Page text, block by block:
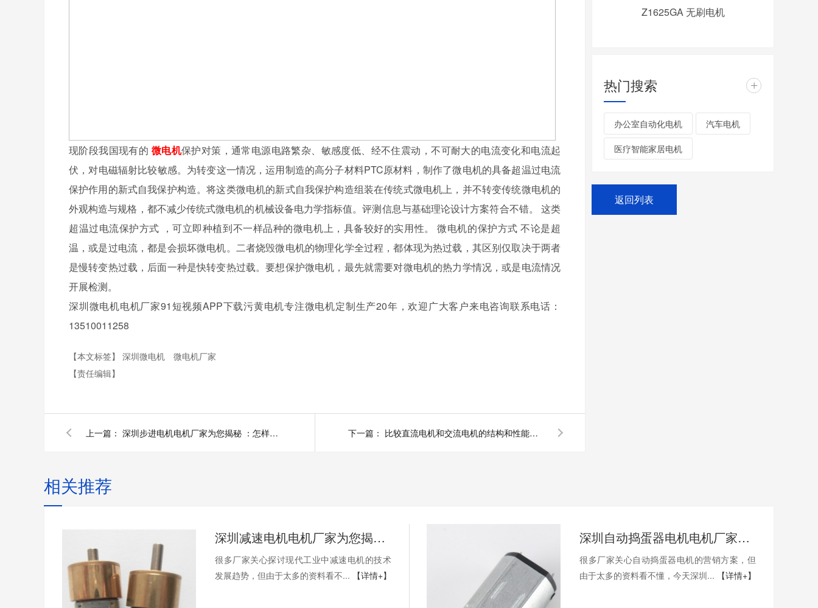
现阶段我国现有的 微电机保护对策，通常电源电路繁杂、敏感度低、经不住震动，不可耐大的电流变化和电流起
伏，对电磁辐射比较敏感。为转变这一情况，运用制造的高分子材料PTC原材料，制作了微电机的具备超温过电流
保护作用的新式自我保护构造。将这类微电机的新式自我保护构造组装在传统式微电机上，并不转变传统微电机的
外观构造与规格，都不减少传统式微电机的机械设备电力学指标值。评测信息与基础理论设计方案符合不错。 这类
超温过电流保护方式 ，可立即种植到不一样品种的微电机上，具备较好的实用性。 微电机的保护方式 不论是超
温，或是过电流，都是会损坏微电机。二者烧毁微电机的物理化学全过程，都体现为热过载，其区别仅取决于两者
是慢转变热过载，后面一种是快转变热过载。要想保护微电机，最先就需要对微电机的热力学情况，或是电流情况
开展检测。
深圳微电机电机厂家91短视频APP下载污黄电机专注微电机定制生产20年，欢迎广大客户来电咨询联系电话：
13510011258
【本文标签】 深圳微电机
微电机厂家
【责任编辑】
上一篇： 深圳步进电机电机厂家为您揭秘 ：怎样正确选择伺服电机电机和步进电机电机 下一篇： 比较直流电机和交流电机的结构和性能！深圳直流电机厂家为您揭秘
Z1625GA 无刷电机
热门搜索 +
办公室自动化电机 汽车电机
医疗智能家居电机
返回列表
相关推荐
深圳减速电机电机厂家为您揭秘:探讨现代工业中减速电机的技术发展趋势
很多厂家关心探讨现代工业中减速电机的技术
发展趋势，但由于太多的资料看不...
【详情+】
深圳自动捣蛋器电机电机厂家为您揭秘:自动捣蛋器电机的营销方案
很多厂家关心自动捣蛋器电机的营销方案，但
由于太多的资料看不懂，今天深圳...
【详情+】